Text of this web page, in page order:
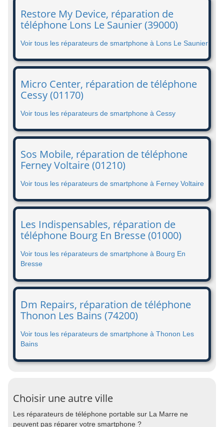
Restore My Device, réparation de
téléphone Lons Le Saunier (39000)
Voir tous les réparateurs de smartphone à Lons Le Saunier
Micro Center, réparation de téléphone
Cessy (01170)
Voir tous les réparateurs de smartphone à Cessy
Sos Mobile, réparation de téléphone
Ferney Voltaire (01210)
Voir tous les réparateurs de smartphone à Ferney Voltaire
Les Indispensables, réparation de
téléphone Bourg En Bresse (01000)
Voir tous les réparateurs de smartphone à Bourg En
Bresse
Dm Repairs, réparation de téléphone
Thonon Les Bains (74200)
Voir tous les réparateurs de smartphone à Thonon Les
Bains
Choisir une autre ville
Les réparateurs de téléphone portable sur La Marre ne
peuvent pas réparer votre smartphone ?